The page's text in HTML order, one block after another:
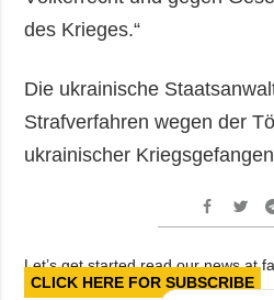
des Krieges.“
Die ukrainische
Strafverfahren wegen der
ukrainischer
Let’s get started read our news at
CLICK HERE FOR SUBSCRIBE